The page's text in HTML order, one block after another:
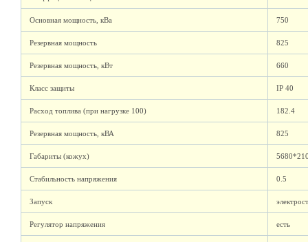
Основная мощность, кВа 750
Резервная мощность 825
Резервная мощность, кВт 660
Класс защиты IP 40
Расход топлива (при нагрузке 100) 182.4
Резервная мощность, кВА 825
Габариты (кожух)
Стабильность напряжения 0.5
Запуск
Регулятор напряжения есть